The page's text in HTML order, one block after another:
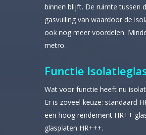
binnen blijft. De ruimte tussen
gasvulling van waardoor de
ook nog meer voordelen.
metro.
Functie
Wat voor functie heeft nu
Er is zoveel keuze: standaard
een hoog rendement HR++
glasplaten HR+++.